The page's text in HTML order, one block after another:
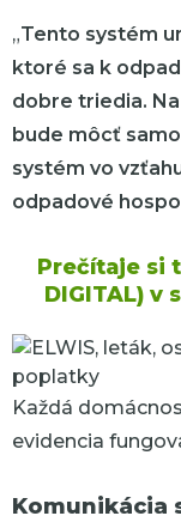
„Tento systém
ktoré sa k
dobre triedia.
bude môcť
systém vo
odpadové
Prečítaje si
DIGITAL) v
Každá
evidencia
Komunikácia